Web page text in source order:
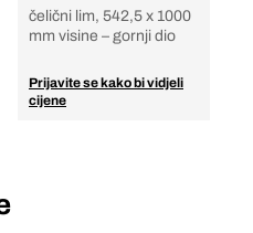
čelični lim, 542,5 x 1000
mm visine – gornji dio
Prijavite se kako bi vidjeli
cijene